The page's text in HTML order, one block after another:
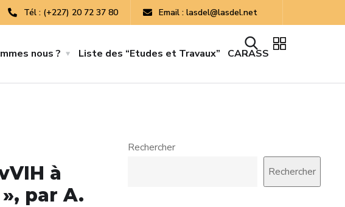
Tél : (+227) 20 72 37 80 Email : lasdel@lasdel.net
nous ? Liste des “Etudes et Travaux” CARASS
à
par A.
Rechercher
Rechercher